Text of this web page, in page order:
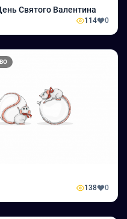
Святого Валентина
114 0
138 0